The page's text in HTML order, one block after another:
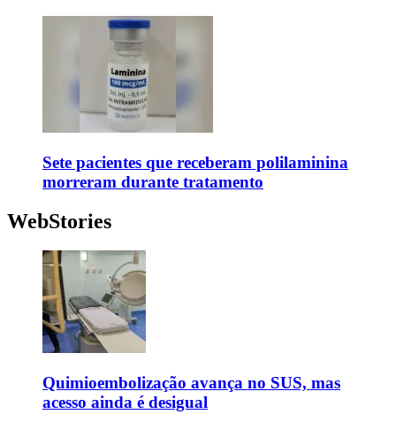
Sete pacientes que receberam polilaminina
morreram durante tratamento
WebStories
Quimioembolização avança no SUS, mas
acesso ainda é desigual